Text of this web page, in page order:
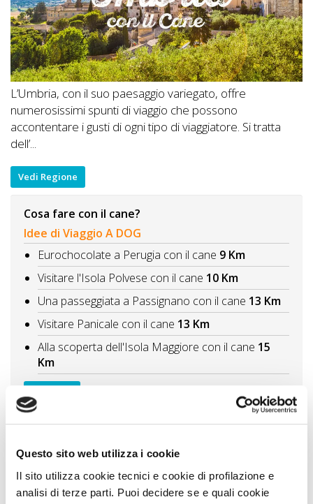
Questo sito web utilizza i cookie
Il sito utilizza cookie tecnici e cookie di profilazione e
analisi di terze parti. Puoi decidere se e quali cookie
L’Umbria, con il suo paesaggio variegato, offre
numerosissimi spunti di viaggio che possono
accontentare i gusti di ogni tipo di viaggiatore. Si tratta
dell’...
Vedi Regione
Cosa fare con il cane?
Idee di Viaggio A DOG
Eurochocolate a Perugia con il cane 9 Km
Visitare l'Isola Polvese con il cane 10 Km
Una passeggiata a Passignano con il cane 13 Km
Visitare Panicale con il cane 13 Km
Alla scoperta dell'Isola Maggiore con il cane 15
Km
cane Alla scoperta delle isole
Lago Trasimeno itinerario tra borghi e isole14 Km